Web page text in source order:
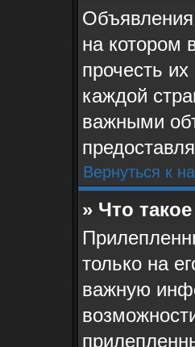
на котором
прочесть
каждой
важными
Вернуться к
» Что
только на
важную